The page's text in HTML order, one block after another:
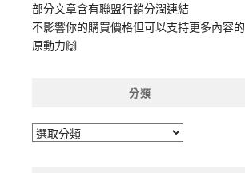
部分文章含有聯盟行銷分潤連結
不影響你的購買價格但可以支持更多內容的
原動力🙌
分類
分